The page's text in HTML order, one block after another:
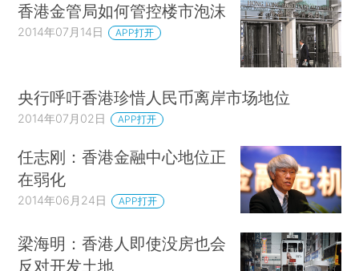
香港金管局如何管控楼市泡沫
2014年07月14日 APP打开
央行呼吁香港珍惜人民币离岸市场地位
2014年07月02日 APP打开
任志刚：香港金融中心地位正
在弱化
2014年06月24日 APP打开
梁海明：香港人即使没房也会
反对开发土地